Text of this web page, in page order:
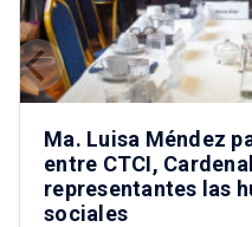
Ma. Luisa Méndez
entre CTCI,
representantes las
sociales